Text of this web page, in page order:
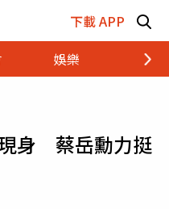
下載 APP
娛樂 財經
身 蔡岳勳力挺